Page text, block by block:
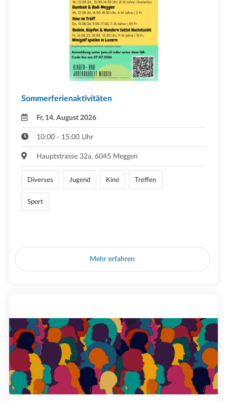
Sommerferienaktivitäten
Fr, 14. August 2026
10:00 - 15:00 Uhr
Hauptstrasse 32a, 6045 Meggen
Diverses Jugend Kino Treffen
Sport
Mehr erfahren